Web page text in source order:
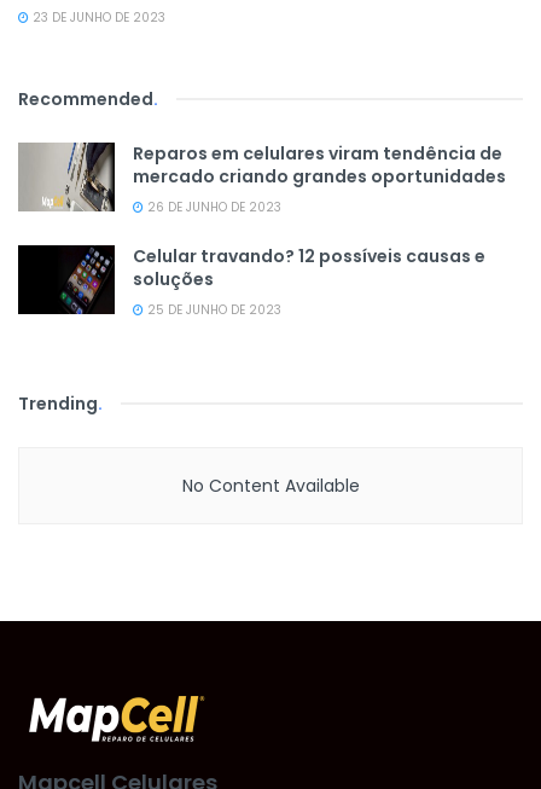
23 DE JUNHO DE 2023
Recommended.
Reparos em celulares viram tendência de
mercado criando grandes oportunidades
26 DE JUNHO DE 2023
Celular travando? 12 possíveis causas e
soluções
25 DE JUNHO DE 2023
Trending.
No Content Available
Mapcell Celulares